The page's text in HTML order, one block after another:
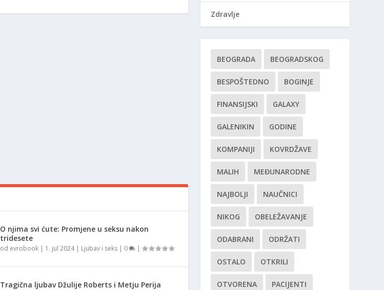
O njima svi ćute: Promjene u seksu nakon
tridesete
od evrobook| 1. jul 2024| Ljubav i seks| 0 |
Tragična ljubav Džulije Roberts i Metju Perija
Zdravlje
BEOGRADA BEOGRADSKOG
BESPOŠTEDNO BOGINJE
FINANSIJSKI GALAXY
GALENIKIN GODINE
KOMPANIJI KOVRDŽAVE
MALIH MEĐUNARODNE
NAJBOLJI NAUČNICI
NIKOG OBELEŽAVANJE
ODABRANI ODRŽATI
OSTALO OTKRILI
OTVORENA PACIJENTI